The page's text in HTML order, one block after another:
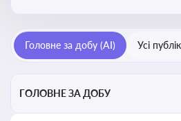
Головне за добу (AI) Усі
ГОЛОВНЕ ЗА ДОБУ